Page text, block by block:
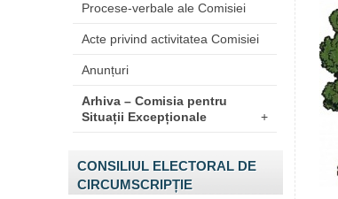
Procese-verbale ale Comisiei
Acte privind activitatea Comisiei
Anunțuri
Arhiva – Comisia pentru
Situații Excepționale
+
CONSILIUL ELECTORAL DE
CIRCUMSCRIPȚIE